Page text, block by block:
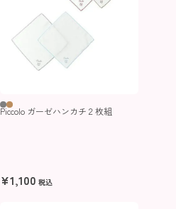
Piccolo ガーゼハンカチ２枚組
¥1,100 税込